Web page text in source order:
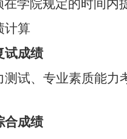
在学院规定的时间内
计算
试成绩
测试、专业素质能力
合成绩